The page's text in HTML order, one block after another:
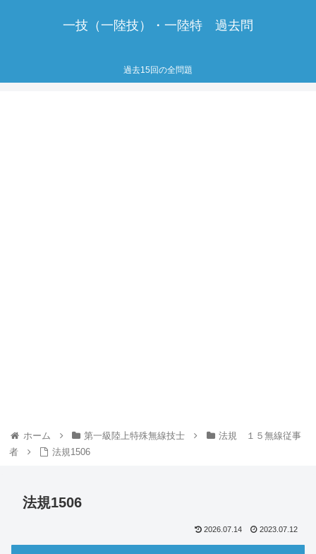
一技（一陸技）・一陸特 過去問
過去15回の全問題
ホーム 第一級陸上特殊無線技士
法規 １５無線従事
者
法規1506
法規1506
2026.07.14 2023.07.12